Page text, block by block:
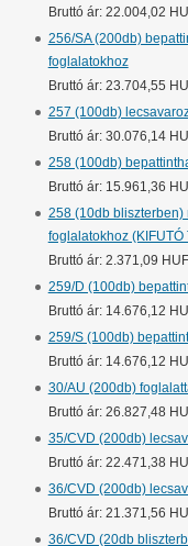
Bruttó ár: 22.004,02
256/SA (200db)
foglalatokhoz
Bruttó ár: 23.704,55
257 (100db)
Bruttó ár: 30.076,14
258 (100db)
Bruttó ár: 15.961,36
258 (10db bliszterben)
foglalatokhoz (KIFUTÓ
Bruttó ár: 2.371,09 HUF
259/D (100db)
Bruttó ár: 14.676,12
259/S (100db)
Bruttó ár: 14.676,12
30/AU (200db)
Bruttó ár: 26.827,48
35/CVD (200db)
Bruttó ár: 22.471,38
36/CVD (200db)
Bruttó ár: 21.371,56
36/CVD (20db